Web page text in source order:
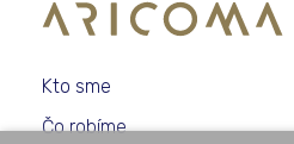
Kto sme
Čo robíme